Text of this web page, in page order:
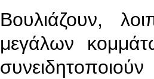
Βουλιάζουν,
μεγάλων